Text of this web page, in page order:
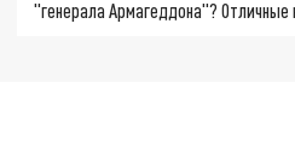
"генерала Армагеддона"?